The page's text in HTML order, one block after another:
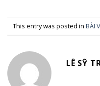
This entry was posted in BÀI
LÊ SỸ